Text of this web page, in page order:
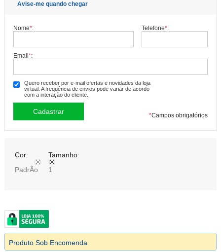
Avise-me quando chegar
Nome*: Telefone*:
Email*:
Quero receber por e-mail ofertas e novidades da loja
virtual. A frequência de envios pode variar de acordo
com a interação do cliente.
*Campos obrigatórios
Cor:
PadrÃo
Tamanho:
1
Produto Sob Encomenda